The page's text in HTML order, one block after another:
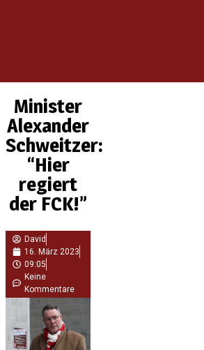
Minister
Alexander
Schweitzer:
“Hier
regiert
der FCK!”
David
16. März 2023
09:05
Keine
Kommentare